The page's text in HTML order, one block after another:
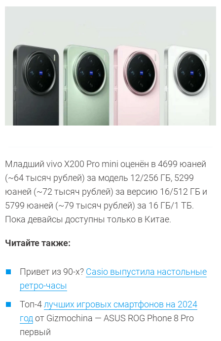
Младший vivo X200 Pro mini оценён в 4699 юаней
(~64 тысяч рублей) за модель 12/256 ГБ, 5299
юаней (~72 тысяч рублей) за версию 16/512 ГБ и
5799 юаней (~79 тысяч рублей) за 16 ГБ/1 ТБ.
Пока девайсы доступны только в Китае.
Читайте также:
Привет из 90-х? Casio выпустила настольные
ретро-часы
Топ-4 лучших игровых смартфонов на 2024
год от Gizmochina — ASUS ROG Phone 8 Pro
первый